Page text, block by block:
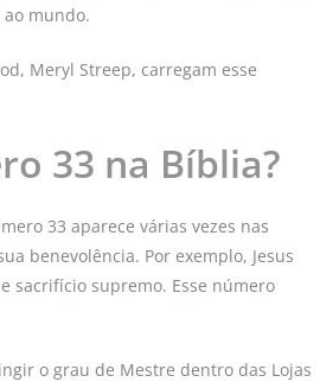
mundo.
Meryl Streep, carregam esse
33 na Bíblia?
33 aparece várias vezes nas
benevolência. Por exemplo, Jesus
sacrifício supremo. Esse número
o grau de Mestre dentro das Lojas